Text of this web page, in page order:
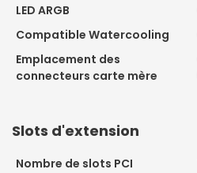
LED ARGB
Compatible Watercooling
Emplacement des
connecteurs carte mère
Slots d'extension
Nombre de slots PCI